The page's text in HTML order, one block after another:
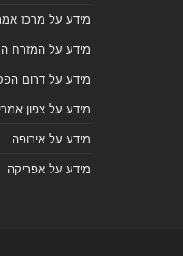
מידע על מרכז
מידע על המזרח
מידע על דרום
מידע על צפון
מידע על אירופה
מידע על אפריקה